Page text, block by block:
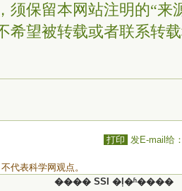
须保留本网站注明的“来
希望被转载或者联系转
打印 发E-mail给
代表科学网观点。
���� SSI �ļ�ʱ����